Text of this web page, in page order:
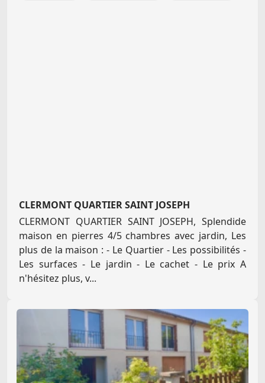
CLERMONT QUARTIER SAINT JOSEPH
CLERMONT QUARTIER SAINT JOSEPH, Splendide
maison en pierres 4/5 chambres avec jardin, Les
plus de la maison : - Le Quartier - Les possibilités -
Les surfaces - Le jardin - Le cachet - Le prix A
n'hésitez plus, v...